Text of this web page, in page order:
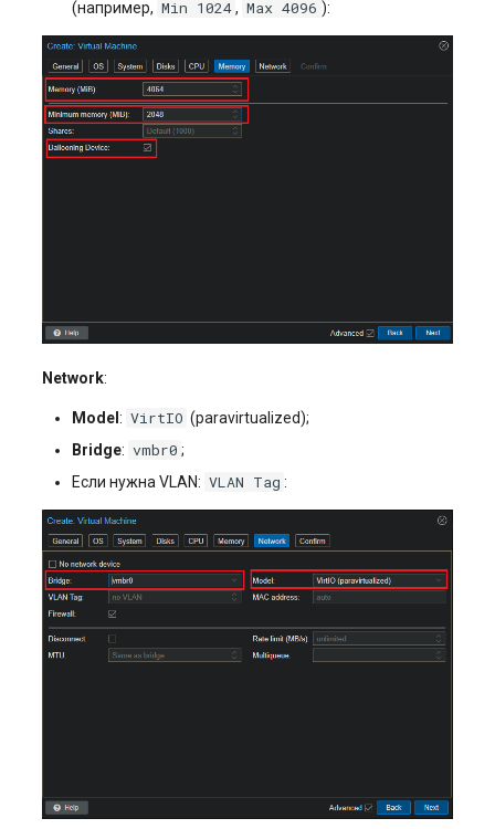
(например, Min 1024 , Max 4096 ):
Network:
Model : VirtIO (paravirtualized);
Bridge: vmbr0 ;
Если нужна VLAN: VLAN Tag :